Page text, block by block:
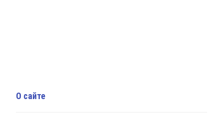
О сайте